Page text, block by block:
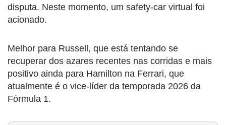
disputa. Neste momento, um safety-car virtual foi
acionado.
Melhor para Russell, que está tentando se
recuperar dos azares recentes nas corridas e mais
positivo ainda para Hamilton na Ferrari, que
atualmente é o vice-líder da temporada 2026 da
Fórmula 1.